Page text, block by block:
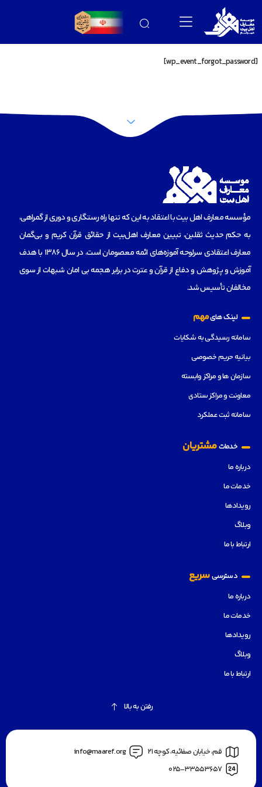
[wp_event_forgot_password]
مؤسسه‌ معارف اهل بیت با اعتقاد به این که تنها راه رستگاری و دوری از گمراهی،
به حکم حدیث ثقلین، تبیین معارف اهل‌بیت از حقائق قرآن کریم و بی‌گمان
معارف اعتقادی سرلوحه آموزه‌های ائمه معصومان است، در سال 1386 با هدف
آموزش و پژوهش و دفاع از قرآن و عترت در برابر هجمه بی امان شبهات از سوی
مخالفان تأسیس شد.
لینک هایمهم
سامانه رسیدگی به شکایات
بیانیه حریم خصوصی
سازمان ها و مراکز وابسته
معاونت و مراکز ستادی
سامانه ثبت عملکرد
خدماتمشتریان
درباره ما
خدمات ما
رویدادها
وبلاگ
ارتباط با ما
دسترسیسریع
درباره ما
خدمات ما
رویدادها
وبلاگ
ارتباط با ما
رفتن به بالا
قم، خیابان صفائیه، کوچه 21
info@maaref.org
025-33553657